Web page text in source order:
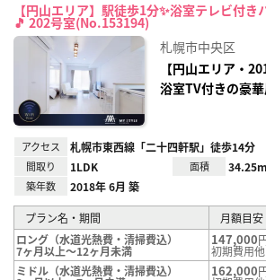
【円山エリア】駅徒歩1分✨浴室テレビ付き
🎵 202号室(No.153194)
札幌市中央区
【円山エリア・
浴室TV付きの豪
アクセス 札幌市東西線「二十四軒駅」徒歩14分
間取り 1LDK 面積
築年数 2018年 6月 築
プラン名・期間
月額目安
ロング（水道光熱費・清掃費込）
7ヶ月以上～12ヶ月未満
147,000
初期費用
ミドル（水道光熱費・清掃費込）
162,000